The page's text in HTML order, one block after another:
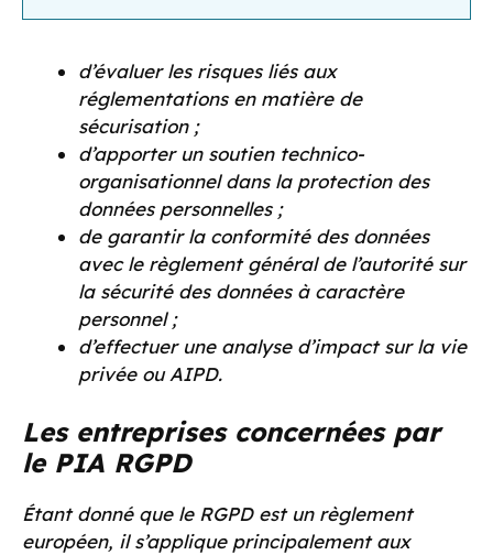
d’évaluer les risques liés aux
réglementations en matière de
sécurisation ;
d’apporter un soutien technico-
organisationnel dans la protection des
données personnelles ;
de garantir la conformité des données
avec le règlement général de l’autorité sur
la sécurité des données à caractère
personnel ;
d’effectuer une analyse d’impact sur la vie
privée ou AIPD.
Les entreprises concernées par
le PIA RGPD
Étant donné que le RGPD est un règlement
européen, il s’applique principalement aux